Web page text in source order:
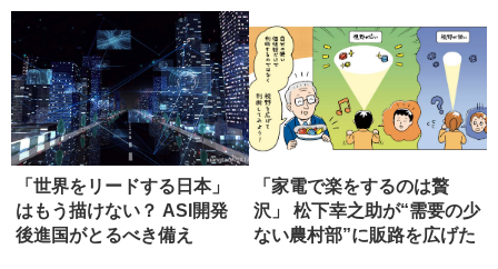
「世界をリードする日本」
はもう描けない？ ASI開発
後進国がとるべき備え
「家電で楽をするのは贅
沢」 松下幸之助が“需要の少
ない農村部”に販路を広げた